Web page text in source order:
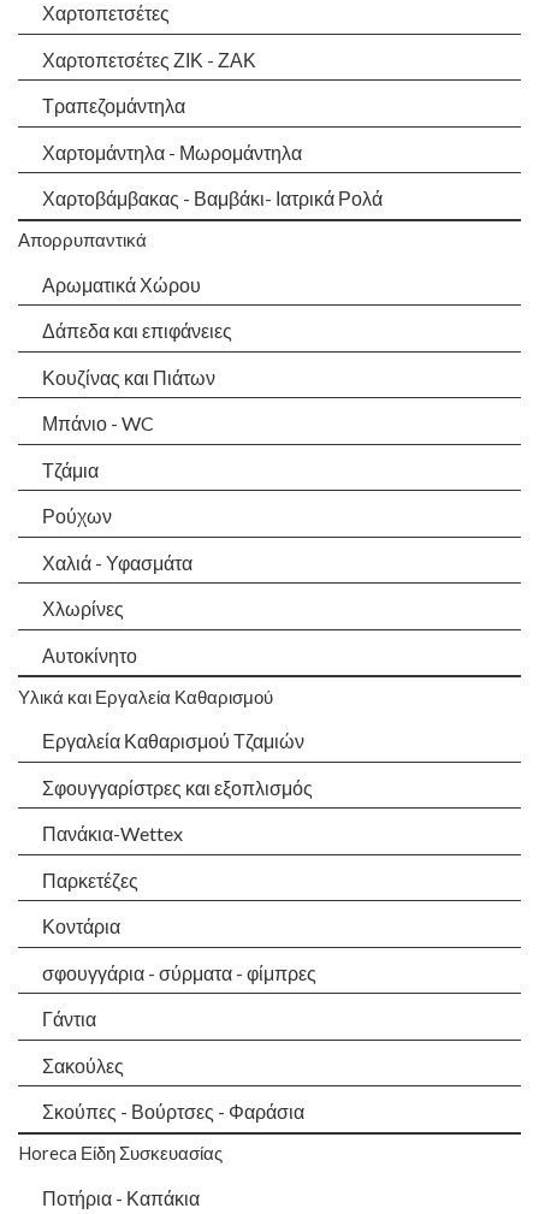
Χαρτοπετσέτες
Χαρτοπετσέτες ΖΙΚ - ΖΑΚ
Τραπεζομάντηλα
Χαρτομάντηλα - Μωρομάντηλα
Χαρτοβάμβακας - Βαμβάκι- Ιατρικά Ρολά
Απορρυπαντικά
Αρωματικά Χώρου
Δάπεδα και επιφάνειες
Κουζίνας και Πιάτων
Μπάνιο - WC
Τζάμια
Ρούχων
Χαλιά - Υφασμάτα
Χλωρίνες
Αυτοκίνητο
Υλικά και Εργαλεία Καθαρισμού
Εργαλεία Καθαρισμού Τζαμιών
Σφουγγαρίστρες και εξοπλισμός
Πανάκια-Wettex
Παρκετέζες
Κοντάρια
σφουγγάρια - σύρματα - φίμπρες
Γάντια
Σακούλες
Σκούπες - Βούρτσες - Φαράσια
Horeca Είδη Συσκευασίας
Ποτήρια - Καπάκια